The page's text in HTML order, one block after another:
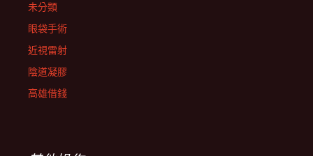
未分類
眼袋手術
近視雷射
陰道凝膠
高雄借錢